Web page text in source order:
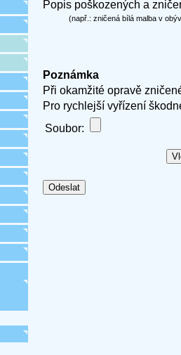
Popis poškozených a
(např.: zničená bílá malba v
Poznámka
Při okamžité opravě
Pro rychlejší vyřízení
Soubor: